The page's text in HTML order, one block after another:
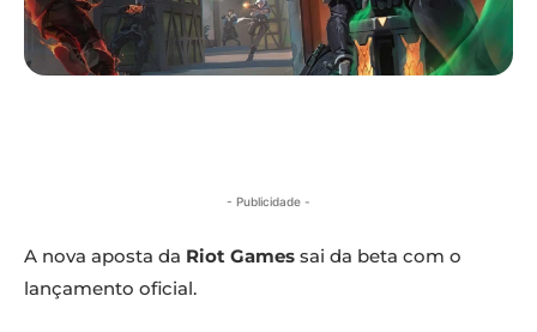
- Publicidade -
A nova aposta da Riot Games sai da beta com o
lançamento oficial.